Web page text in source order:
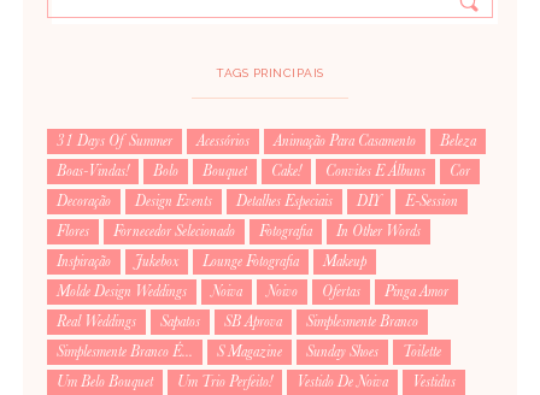
TAGS PRINCIPAIS
31 Days Of Summer Acessórios Animação Para Casamento
Beleza
Boas-Vindas!
Bolo Bouquet Cake! Convites E Álbuns
Cor
Decoração
Design Events Detalhes Especiais DIY
E-Session
Flores
Fornecedor Selecionado Fotografia
In Other Words
Inspiração
Jukebox Lounge Fotografia
Makeup
Molde Design Weddings
Noiva Noivo Ofertas
Pinga Amor
Real Weddings
Sapatos SB Aprova
Simplesmente Branco
Simplesmente Branco É...
S Magazine Sunday Shoes
Toilette
Um Belo Bouquet
Um Trio Perfeito! Vestido De Noiva Vestidus